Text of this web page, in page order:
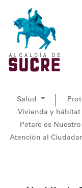
Salud
Vivienda y hábitat
Petare es Nuestro
Atención al